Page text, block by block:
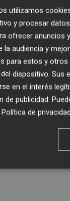
euro, que
de
debajo de
que los
el conjunto de
un
utilizamos
y procesar
ofrecer anuncios
audiencia y
para estos y
dispositivo. Sus
en el interés
de publicidad.
Política de privacidad